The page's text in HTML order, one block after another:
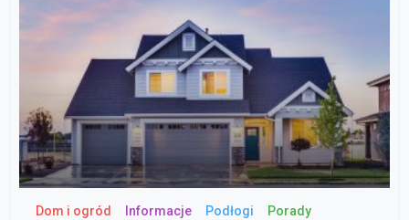
Dom i ogród Informacje Podłogi Porady